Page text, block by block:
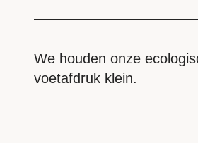
We houden onze
voetafdruk klein.